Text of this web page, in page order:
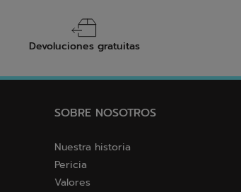
Devoluciones gratuitas
SOBRE NOSOTROS
Nuestra historia
Pericia
Valores